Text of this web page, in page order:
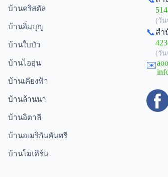
บ้านคริสตัล
บ้านอิ่มบุญ
บ้านใบบัว
บ้านไออุ่น
บ้านเคียงฟ้า
บ้านล้านนา
บ้านอิตาลี
บ้านอเมริกันคันทรี
บ้านโมเดิร์น
(วัน
📞สำ
(วัน
✉️